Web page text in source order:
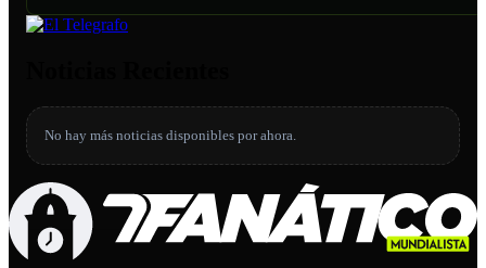
No hay más noticias disponibles por ahora.